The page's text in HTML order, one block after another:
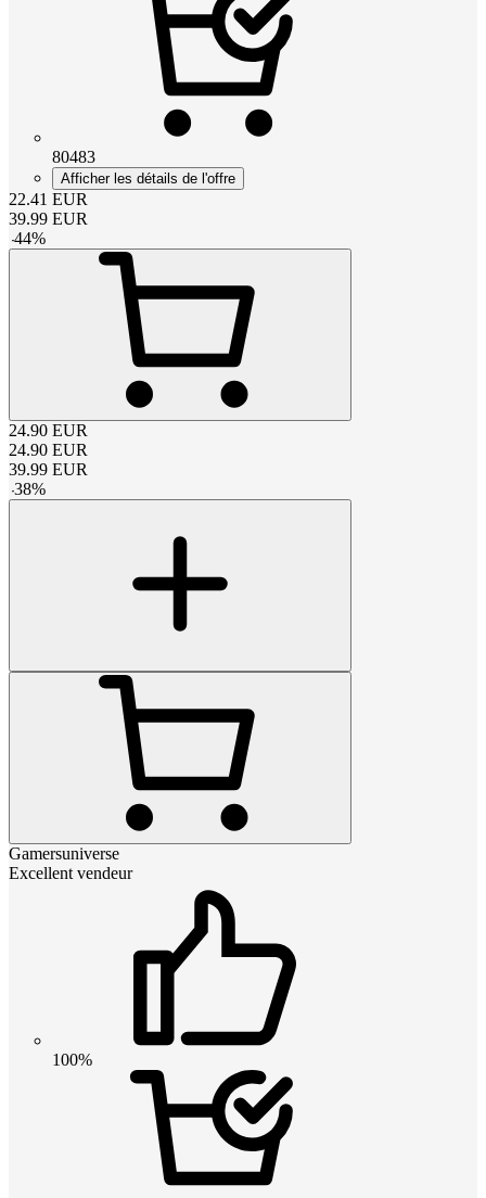
80483
Afficher les détails de l'offre
22.41 EUR
39.99 EUR
-44%
24.90 EUR
24.90 EUR
39.99 EUR
-38%
Gamersuniverse
Excellent vendeur
100%